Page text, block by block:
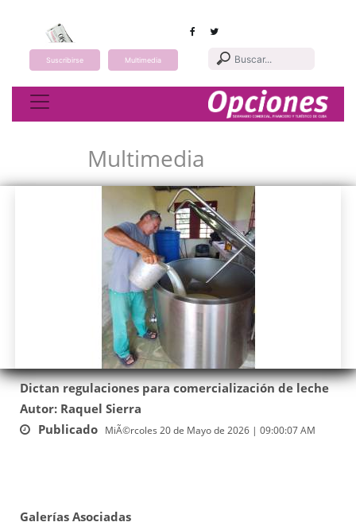
Suscribirse Multimedia
Toggle navigation
Multimedia
Dictan regulaciones para comercialización de leche
Autor: Raquel Sierra
Publicado MiÃ©rcoles 20 de Mayo de 2026 | 09:00:07 AM
Galerías Asociadas